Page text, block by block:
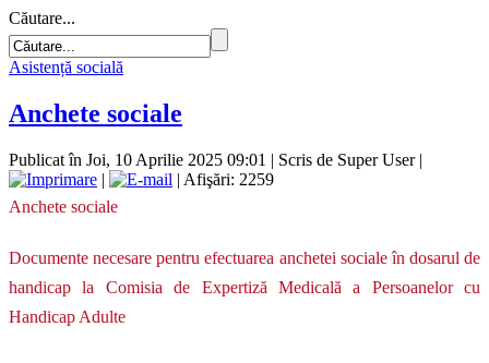
Căutare...
Asistență socială
Anchete sociale
Publicat în Joi, 10 Aprilie 2025 09:01 | Scris de Super User|
|
| Afişări: 2259
Anchete sociale
Documente necesare pentru efectuarea anchetei sociale în dosarul de
handicap la Comisia de Expertiză Medicală a Persoanelor cu
Handicap Adulte